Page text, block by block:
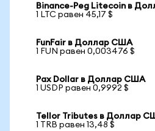
Binance-Peg Litecoin в
1 LTC равен 45,17 $
FunFair в Доллар США
1 FUN равен 0,003476 $
Pax Dollar в Доллар США
1 USDP равен 0,9992 $
Tellor Tributes в Доллар
1 TRB равен 13,48 $